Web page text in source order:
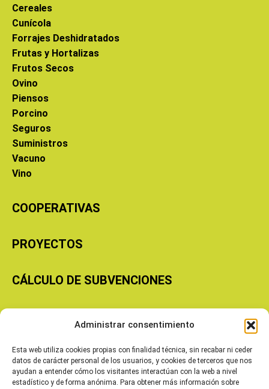
Administrar consentimiento
Esta web utiliza cookies propias con finalidad técnica, sin recabar ni ceder
datos de carácter personal de los usuarios, y cookies de terceros que nos
ayudan a entender cómo los visitantes interactúan con la web a nivel
estadístico y de forma anónima. Para obtener más información sobre
Cereales
Cunícola
Forrajes Deshidratados
Frutas y Hortalizas
Frutos Secos
Ovino
Piensos
Porcino
Seguros
Suministros
Vacuno
Vino
COOPERATIVAS
PROYECTOS
CÁLCULO DE SUBVENCIONES